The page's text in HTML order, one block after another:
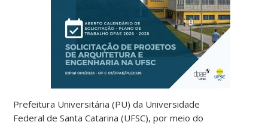
Prefeitura Universitária (PU) da Universidade
Federal de Santa Catarina (UFSC), por meio do